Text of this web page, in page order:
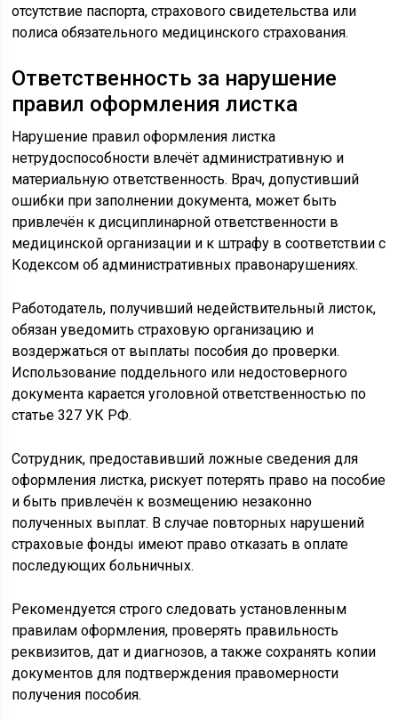
отсутствие паспорта, страхового свидетельства или
полиса обязательного медицинского страхования.
Ответственность за нарушение
правил оформления листка
Нарушение правил оформления листка
нетрудоспособности влечёт административную и
материальную ответственность. Врач, допустивший
ошибки при заполнении документа, может быть
привлечён к дисциплинарной ответственности в
медицинской организации и к штрафу в соответствии с
Кодексом об административных правонарушениях.
Работодатель, получивший недействительный листок,
обязан уведомить страховую организацию и
воздержаться от выплаты пособия до проверки.
Использование поддельного или недостоверного
документа карается уголовной ответственностью по
статье 327 УК РФ.
Сотрудник, предоставивший ложные сведения для
оформления листка, рискует потерять право на пособие
и быть привлечён к возмещению незаконно
полученных выплат. В случае повторных нарушений
страховые фонды имеют право отказать в оплате
последующих больничных.
Рекомендуется строго следовать установленным
правилам оформления, проверять правильность
реквизитов, дат и диагнозов, а также сохранять копии
документов для подтверждения правомерности
получения пособия.